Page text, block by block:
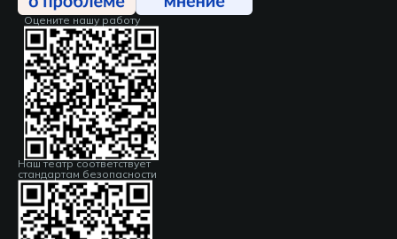
Оцените нашу работу
Наш театр соответствует
стандартам безопасности